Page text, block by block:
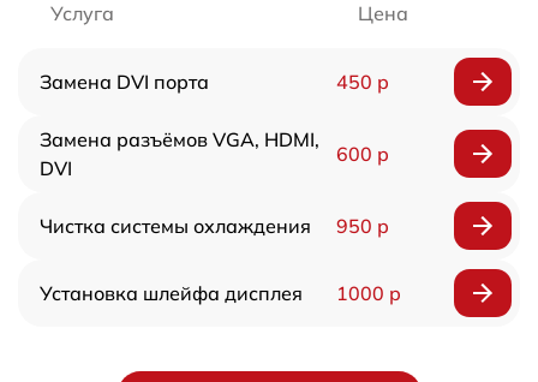
Услуга Цена
Замена DVI порта 450 р
Замена разъёмов VGA, HDMI,
DVI
600 р
Чистка системы охлаждения 950 р
Установка шлейфа дисплея 1000 р